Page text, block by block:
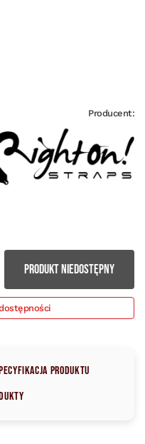
Producent:
PRODUKT NIEDOSTĘPNY
produktu